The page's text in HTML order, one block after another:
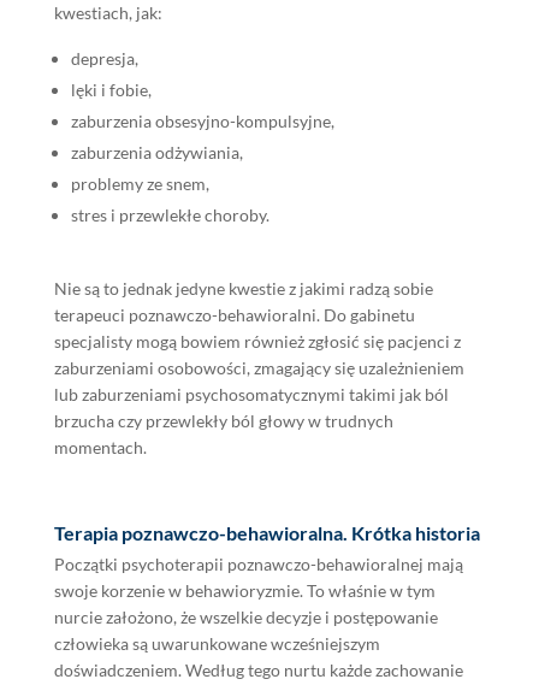
kwestiach, jak:
depresja,
lęki i fobie,
zaburzenia obsesyjno-kompulsyjne,
zaburzenia odżywiania,
problemy ze snem,
stres i przewlekłe choroby.
Nie są to jednak jedyne kwestie z jakimi radzą sobie
terapeuci poznawczo-behawioralni. Do gabinetu
specjalisty mogą bowiem również zgłosić się pacjenci z
zaburzeniami osobowości, zmagający się uzależnieniem
lub zaburzeniami psychosomatycznymi takimi jak ból
brzucha czy przewlekły ból głowy w trudnych
momentach.
Terapia poznawczo-behawioralna. Krótka historia
Początki psychoterapii poznawczo-behawioralnej mają
swoje korzenie w behawioryzmie. To właśnie w tym
nurcie założono, że wszelkie decyzje i postępowanie
człowieka są uwarunkowane wcześniejszym
doświadczeniem. Według tego nurtu każde zachowanie